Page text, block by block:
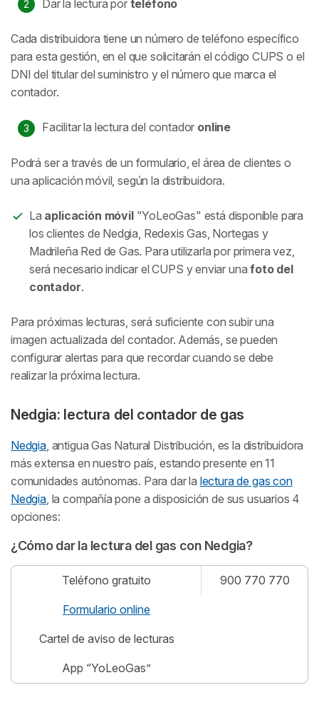
Dar la lectura por teléfono
Cada distribuidora tiene un número de teléfono específico
para esta gestión, en el que solicitarán el código CUPS o el
DNI del titular del suministro y el número que marca el
contador.
Facilitar la lectura del contador online
Podrá ser a través de un formulario, el área de clientes o
una aplicación móvil, según la distribuidora.
La aplicación móvil "YoLeoGas" está disponible para
los clientes de Nedgia, Redexis Gas, Nortegas y
Madrileña Red de Gas. Para utilizarla por primera vez,
será necesario indicar el CUPS y enviar unafoto del
contador.
Para próximas lecturas, será suficiente con subir una
imagen actualizada del contador. Además, se pueden
configurar alertas para que recordar cuando se debe
realizar la próxima lectura.
Nedgia: lectura del contador de gas
Nedgia, antigua Gas Natural Distribución, es la distribuidora
más extensa en nuestro país, estando presente en 11
comunidades autónomas. Para dar la lectura de gas con
Nedgia, la compañía pone a disposición de sus usuarios 4
opciones:
¿Cómo dar la lectura del gas con Nedgia?
Teléfono gratuito 900 770 770
Formulario online
Cartel de aviso de lecturas
App “YoLeoGas”